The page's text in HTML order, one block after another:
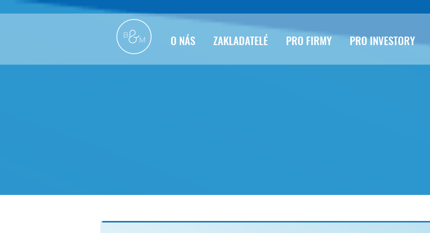
O NÁS ZAKLADATELÉ PRO FIRMY PRO INVESTORY